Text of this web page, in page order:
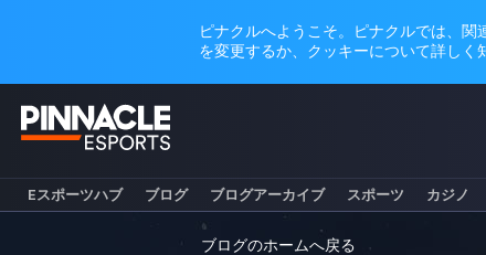
Eスポーツハブ ブログ ブログアーカイブ スポーツ カジノ
ブログのホームへ戻る